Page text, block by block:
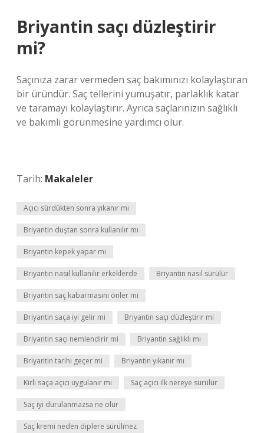
Briyantin saçı düzleştirir
mi?
Saçınıza zarar vermeden saç bakımınızı kolaylaştıran
bir üründür. Saç tellerini yumuşatır, parlaklık katar
ve taramayı kolaylaştırır. Ayrıca saçlarınızın sağlıklı
ve bakımlı görünmesine yardımcı olur.
Tarih: Makaleler
Açıcı sürdükten sonra yıkanır mı
Briyantin duştan sonra kullanılır mı
Briyantin kepek yapar mı
Briyantin nasıl kullanılır erkeklerde Briyantin nasıl sürülür
Briyantin saç kabarmasını önler mi
Briyantin saça iyi gelir mi Briyantin saçı düzleştirir mi
Briyantin saçı nemlendirir mi Briyantin sağlıklı mı
Briyantin tarihi geçer mi Briyantin yıkanır mı
Kirli saça açıcı uygulanır mı Saç açıcı ilk nereye sürülür
Saç iyi durulanmazsa ne olur
Saç kremi neden diplere sürülmez